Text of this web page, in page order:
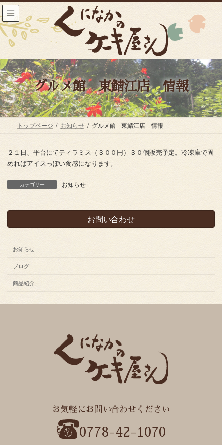
コ
ン
テ
ン
ス
キ
ッ
プ
ナ
ビ
ゲ
ー
ン
に
移
動
グルメ館 東鯖江店 情報
トップページ お知らせ グルメ館 東鯖江店 情報
２１日、平台にてティラミス（３００円）３０個販売予定。冷凍庫で固
めればアイスっぽい食感になります。
カテゴリー お知らせ
お問い合わせ
お知らせ
ブログ
商品紹介
お気軽にお問い合わせください
0778-42-1070